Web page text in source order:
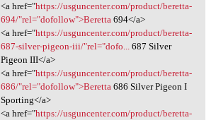
<a href="https://usguncenter.com/product/beretta-
694/"rel="dofollow">Beretta694</a>
<a href="https://usguncenter.com/product/beretta-
687-silver-pigeon-iii/"rel="dofo...687 Silver
Pigeon III</a>
<a href="https://usguncenter.com/product/beretta-
686/"rel="dofollow">Beretta686 Silver Pigeon I
Sporting</a>
<a href="https://usguncenter.com/product/beretta-